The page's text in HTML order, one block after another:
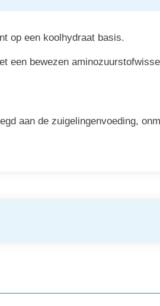
op een koolhydraat basis.
een bewezen
aan de zuigelingenvoeding,